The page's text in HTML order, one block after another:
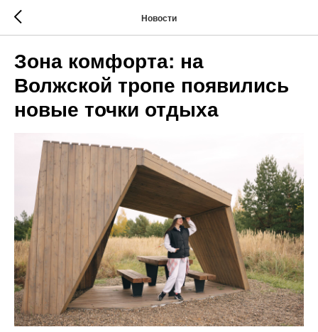
Новости
Зона комфорта: на
Волжской тропе появились
новые точки отдыха